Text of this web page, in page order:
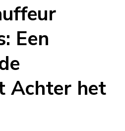
Een
Achter het